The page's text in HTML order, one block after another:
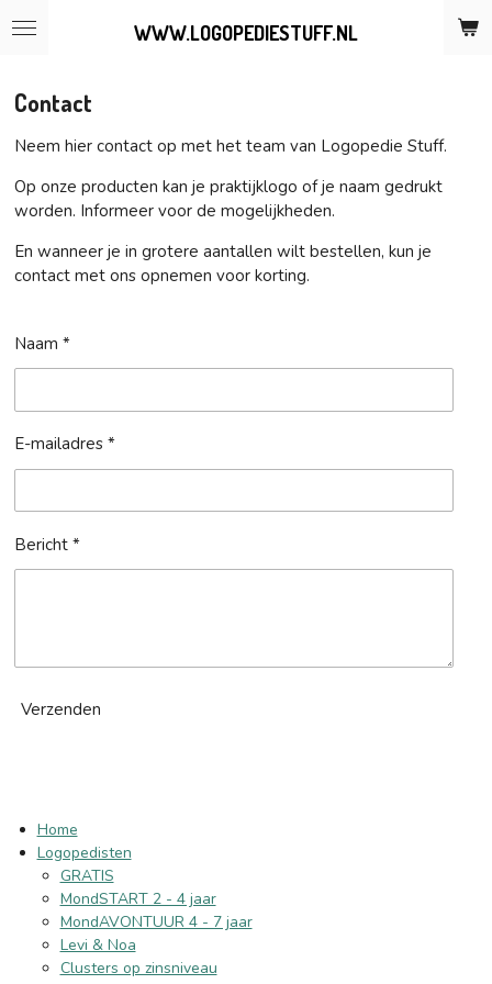
Ga
de
hoofdinhoud
WWW.LOGOPEDIESTUFF.NL
Contact
Neem hier contact op met het team van Logopedie Stuff.
Op onze producten kan je praktijklogo of je naam gedrukt
worden. Informeer voor de mogelijkheden.
En wanneer je in grotere aantallen wilt bestellen, kun je
contact met ons opnemen voor korting.
Naam *
E-mailadres *
Bericht *
Verzenden
Home
Logopedisten
GRATIS
MondSTART 2 - 4 jaar
MondAVONTUUR 4 - 7 jaar
Levi & Noa
Clusters op zinsniveau